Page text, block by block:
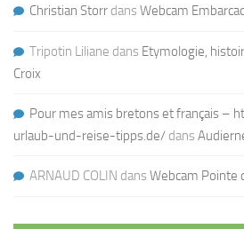
Christian Storr dans Webcam
Tripotin Liliane dans Etymologie,
Croix
Pour mes amis bretons et français –
urlaub-und-reise-tipps.de/ dans
ARNAUD COLIN dans Webcam Pointe